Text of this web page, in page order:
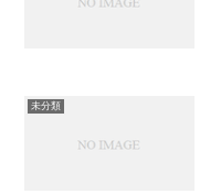
未分類